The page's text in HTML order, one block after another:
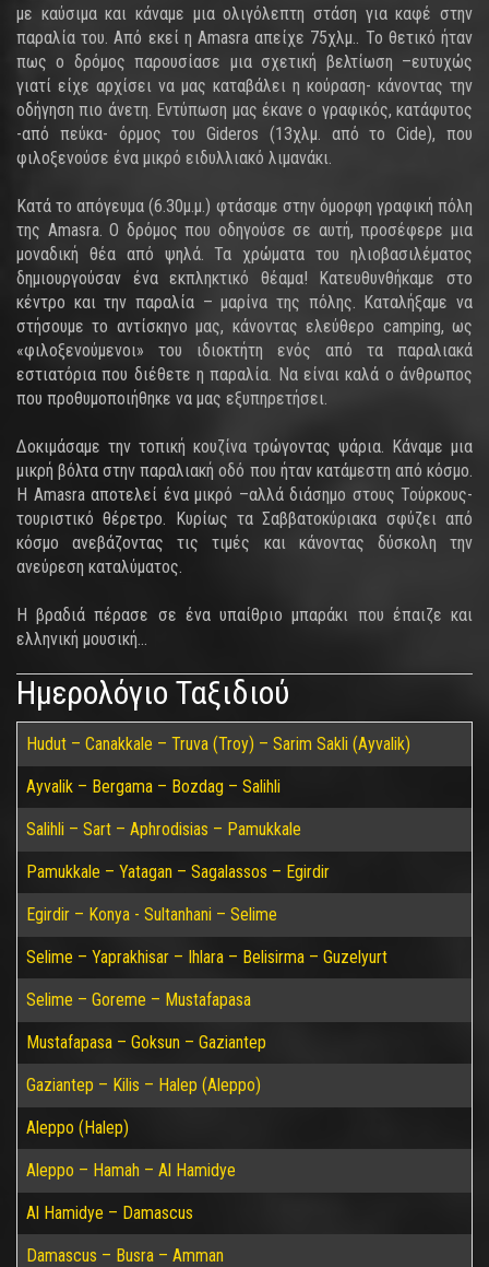
με καύσιμα και κάναμε μια ολιγόλεπτη στάση για καφέ στην
παραλία του. Από εκεί η Amasra απείχε 75χλμ.. Το θετικό ήταν
πως ο δρόμος παρουσίασε μια σχετική βελτίωση –ευτυχώς
γιατί είχε αρχίσει να μας καταβάλει η κούραση- κάνοντας την
οδήγηση πιο άνετη. Εντύπωση μας έκανε ο γραφικός, κατάφυτος
-από πεύκα- όρμος του Gideros (13χλμ. από το Cide), που
φιλοξενούσε ένα μικρό ειδυλλιακό λιμανάκι.
Κατά το απόγευμα (6.30μ.μ.) φτάσαμε στην όμορφη γραφική πόλη
της Amasra. Ο δρόμος που οδηγούσε σε αυτή, προσέφερε μια
μοναδική θέα από ψηλά. Τα χρώματα του ηλιοβασιλέματος
δημιουργούσαν ένα εκπληκτικό θέαμα! Κατευθυνθήκαμε στο
κέντρο και την παραλία – μαρίνα της πόλης. Καταλήξαμε να
στήσουμε το αντίσκηνο μας, κάνοντας ελεύθερο camping, ως
«φιλοξενούμενοι» του ιδιοκτήτη ενός από τα παραλιακά
εστιατόρια που διέθετε η παραλία. Να είναι καλά ο άνθρωπος
που προθυμοποιήθηκε να μας εξυπηρετήσει.
Δοκιμάσαμε την τοπική κουζίνα τρώγοντας ψάρια. Κάναμε μια
μικρή βόλτα στην παραλιακή οδό που ήταν κατάμεστη από κόσμο.
Η Amasra αποτελεί ένα μικρό –αλλά διάσημο στους Τούρκους-
τουριστικό θέρετρο. Κυρίως τα Σαββατοκύριακα σφύζει από
κόσμο ανεβάζοντας τις τιμές και κάνοντας δύσκολη την
ανεύρεση καταλύματος.
Η βραδιά πέρασε σε ένα υπαίθριο μπαράκι που έπαιζε και
ελληνική μουσική...
Ημερολόγιο Ταξιδιού
Hudut – Canakkale – Truva (Troy) – Sarim Sakli (Ayvalik)
Ayvalik – Bergama – Bozdag – Salihli
Salihli – Sart – Aphrodisias – Pamukkale
Pamukkale – Yatagan – Sagalassos – Egirdir
Egirdir – Konya - Sultanhani – Selime
Selime – Yaprakhisar – Ihlara – Belisirma – Guzelyurt
Selime – Goreme – Mustafapasa
Mustafapasa – Goksun – Gaziantep
Gaziantep – Kilis – Halep (Aleppo)
Aleppo (Halep)
Aleppo – Hamah – Al Hamidye
Al Hamidye – Damascus
Damascus – Busra – Amman